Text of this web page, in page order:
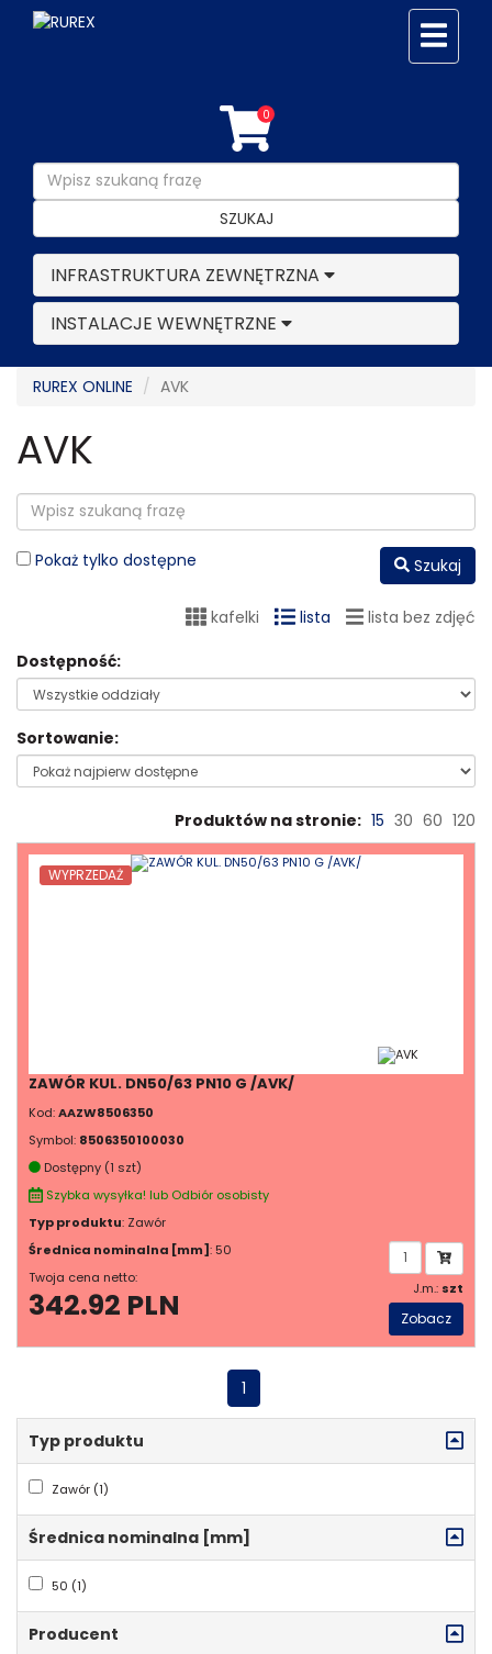
0
SZUKAJ
INFRASTRUKTURA ZEWNĘTRZNA
INSTALACJE WEWNĘTRZNE
RUREX ONLINE AVK
AVK
Pokaż tylko dostępne Szukaj
kafelki lista
lista bez zdjęć
Dostępność:
Sortowanie:
Produktów na stronie: 15 30 60 120
WYPRZEDAŻ
ZAWÓR KUL. DN50/63 PN10 G /AVK/
Kod:AAZW8506350
Symbol: 8506350100030
Dostępny (1 szt)
Szybka wysyłka! lub Odbiór osobisty
Typ produktu: Zawór
Średnica nominalna [mm]: 50
Twoja cena netto:
342.92 PLN J.m.: szt
Zobacz
1
Typ produktu
Zawór (1)
Średnica nominalna [mm]
50 (1)
Producent